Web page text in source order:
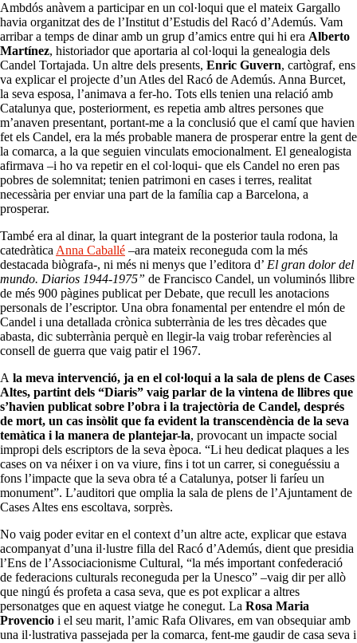
Ambdós anàvem a participar en un col·loqui que el mateix Gargallo
havia organitzat des de l’Institut d’Estudis del Racó d’Ademús. Vam
arribar a temps de dinar amb un grup d’amics entre qui hi era Alberto
Martínez, historiador que aportaria al col·loqui la genealogia dels
Candel Tortajada. Un altre dels presents, Enric Guvern, cartògraf, ens
va explicar el projecte d’un Atles del Racó de Ademús. Anna Burcet,
la seva esposa, l’animava a fer-ho. Tots ells tenien una relació amb
Catalunya que, posteriorment, es repetia amb altres persones que
m’anaven presentant, portant-me a la conclusió que el camí que havien
fet els Candel, era la més probable manera de prosperar entre la gent de
la comarca, a la que seguien vinculats emocionalment. El genealogista
afirmava –i ho va repetir en el col·loqui- que els Candel no eren pas
pobres de solemnitat; tenien patrimoni en cases i terres, realitat
necessària per enviar una part de la família cap a Barcelona, a
prosperar.
També era al dinar, la quart integrant de la posterior taula rodona, la
catedràticaAnna Caballé –ara mateix reconeguda com la més
destacada biògrafa-, ni més ni menys que l’editora d’ El gran dolor del
mundo. Diarios 1944-1975” de Francisco Candel, un voluminós llibre
de més 900 pàgines publicat per Debate, que recull les anotacions
personals de l’escriptor. Una obra fonamental per entendre el món de
Candel i una detallada crònica subterrània de les tres dècades que
abasta, dic subterrània perquè en llegir-la vaig trobar referències al
consell de guerra que vaig patir el 1967.
A la meva intervenció, ja en el col·loqui a la sala de plens de Cases
Altes, partint dels “Diaris” vaig parlar de la vintena de llibres que
s’havien publicat sobre l’obra i la trajectòria de Candel, després
de mort, un cas insòlit que fa evident la transcendència de la seva
temàtica i la manera de plantejar-la, provocant un impacte social
impropi dels escriptors de la seva època. “Li heu dedicat plaques a les
cases on va néixer i on va viure, fins i tot un carrer, si coneguéssiu a
fons l’impacte que la seva obra té a Catalunya, potser li faríeu un
monument”. L’auditori que omplia la sala de plens de l’Ajuntament de
Cases Altes ens escoltava, sorprès.
No vaig poder evitar en el context d’un altre acte, explicar que estava
acompanyat d’una il·lustre filla del Racó d’Ademús, dient que presidia
l’Ens de l’Associacionisme Cultural, “la més important confederació
de federacions culturals reconeguda per la Unesco” –vaig dir per allò
que ningú és profeta a casa seva, que es pot explicar a altres
personatges que en aquest viatge he conegut. La Rosa Maria
Provencio i el seu marit, l’amic Rafa Olivares, em van obsequiar amb
una il·lustrativa passejada per la comarca, fent-me gaudir de casa seva i